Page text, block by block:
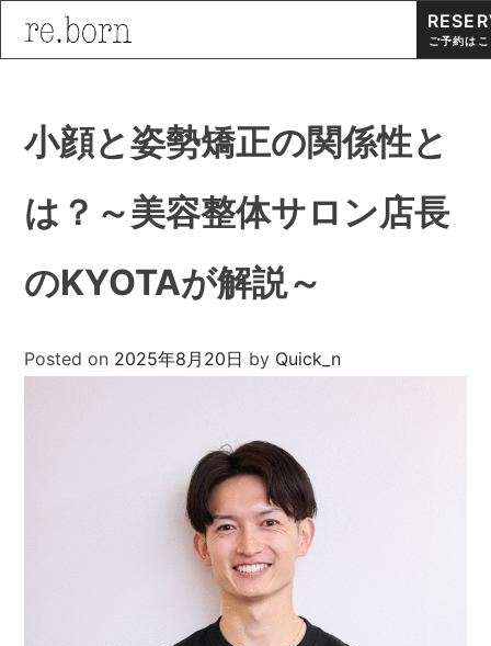
content
ご予約は
小顔と姿勢矯正の関係性と
は？～美容整体サロン店長
のKYOTAが解説～
Posted on 2025年8月20日 by Quick_n